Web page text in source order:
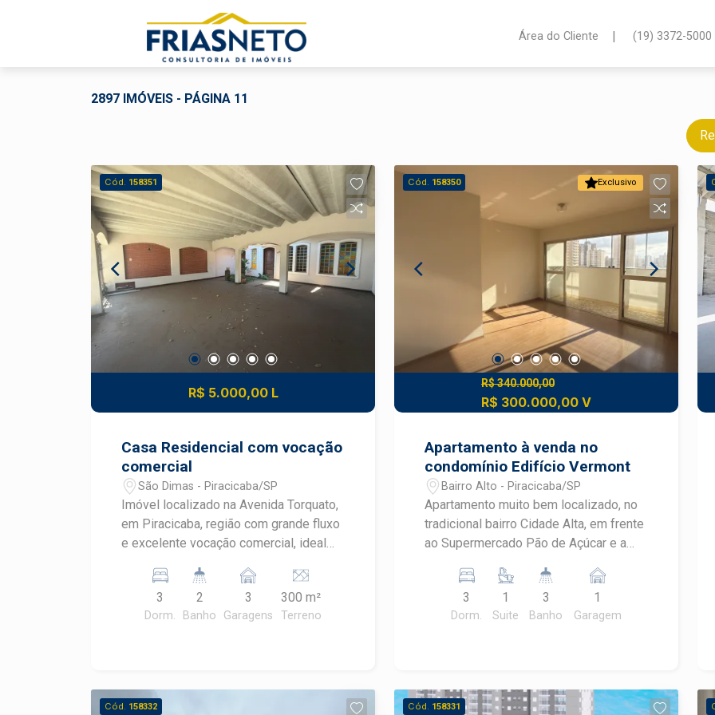
Área do Cliente | (19) 3372-5000
2897 IMÓVEIS - PÁGINA 11
Cód. 158351
R$ 5.000,00 L
Casa Residencial com vocação
comercial
São Dimas - Piracicaba/SP
Imóvel localizado na Avenida Torquato,
em Piracicaba, região com grande fluxo
e excelente vocação comercial, ideal
praticidade e fácil acesso aos
principais pontos da cidade. O imóvel
conta com 3 quartos, sala, cozinha e
comercial. Nos fundos, possui um
3
Dorm.
2
Banho
3
Garagens
300 m²
Terreno
Exclusivo
Cód. 158350
R$ 340.000,00
R$ 300.000,00 V
Apartamento à venda no
condomínio Edifício Vermont
Bairro Alto - Piracicaba/SP
Apartamento muito bem localizado, no
tradicional bairro Cidade Alta, em frente
ao Supermercado Pão de Açúcar e a
Piracicaba. São 88 m² de área privativa
muito bem distribuídos em: 3
dormitórios, sendo 1 suíte Sala para 2
condomínio oferece excelente estrutura
3
Dorm.
1
Suite
3
Banho
1
Garagem
Cód. 158332 Cód. 158331